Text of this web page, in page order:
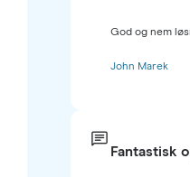
God og nem
John Marek
Fantastisk